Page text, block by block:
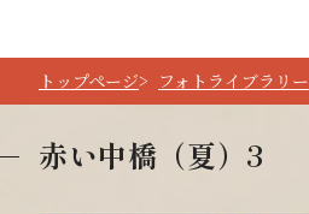
トップページ フォトライブラリー
赤い中橋（夏）3